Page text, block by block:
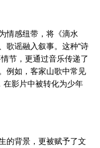
情感纽带，将《滴水
歌谣融入叙事。这种“诗
节，更通过音乐传递了
例如，客家山歌中常见
在影片中被转化为少年
的背景，更被赋予了文